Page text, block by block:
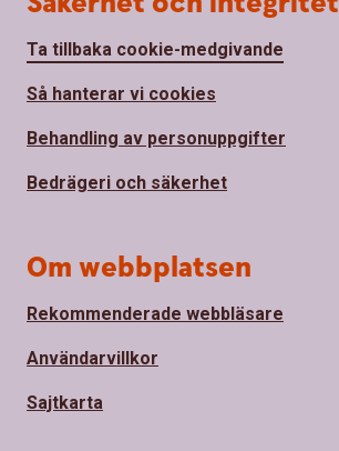
Ta tillbaka cookie-medgivande
Så hanterar vi cookies
Behandling av personuppgifter
Bedrägeri och säkerhet
Om webbplatsen
Rekommenderade webbläsare
Användarvillkor
Sajtkarta